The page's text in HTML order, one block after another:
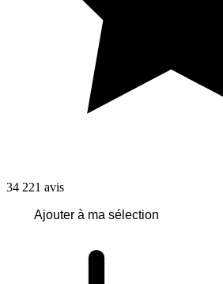
34 221 avis
Ajouter à ma sélection